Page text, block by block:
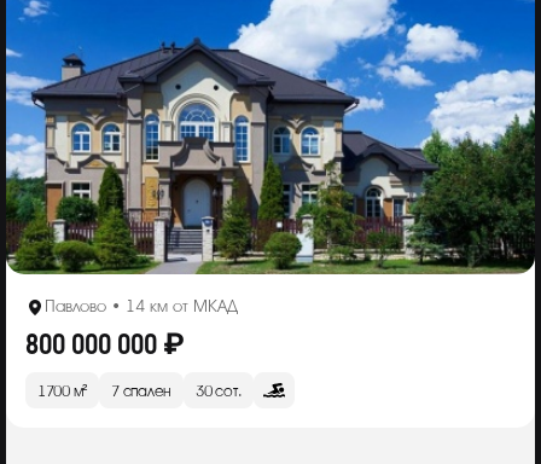
Павлово • 14 км от МКАД
800 000 000 ₽
1700 м² 7 спален 30 сот.